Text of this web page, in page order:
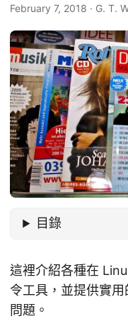
February 7, 2018 · G. T.
目錄
這裡介紹各種在
令工具，並提供實
問題。